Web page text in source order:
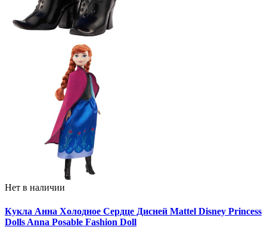
Нет в наличии
Кукла Анна Холодное Сердце Дисней Mattel Disney Princess
Dolls Anna Posable Fashion Doll